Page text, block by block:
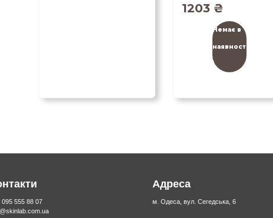
1203 ₴
Немає в
наявност
і
095 555 88 07
Адреса
м. Одеса, вул. Сегедська, 6